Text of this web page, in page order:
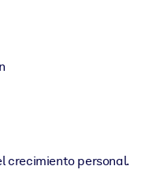
crecimiento personal.